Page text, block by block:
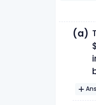
(a)
Ans